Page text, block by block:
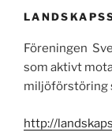
Föreningen
som aktivt
miljöförstöring
http://